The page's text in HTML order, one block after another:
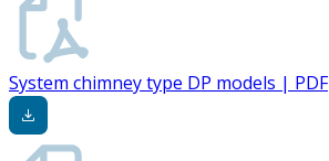
System chimney type DP models | PDF